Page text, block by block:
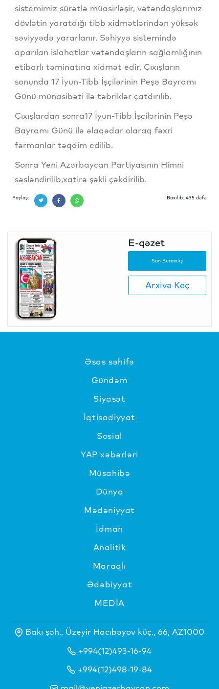
sistemimiz sürətlə müasirləşir, vətəndaşlarımız
dövlətin yaratdığı tibb xidmətlərindən yüksək
səviyyədə yararlanır. Səhiyyə sistemində
aparılan islahatlar vətəndaşların sağlamlığının
etibarlı təminatına xidmət edir. Çıxışların
sonunda 17 İyun-Tibb İşçilərinin Peşə Bayramı
Günü münasibəti ilə təbriklər çatdırılıb.
Çıxışlardan sonra17 İyun-Tibb İşçilərinin Peşə
Bayramı Günü ilə əlaqədar olaraq fəxri
fərmanlar təqdim edilib.
Sonra Yeni Azərbaycan Partiyasının Himni
səsləndirilib,xatirə şəkli çəkdirilib.
Paylaş: Baxılıb: 435 dəfə
E-qəzet
Son Buraxılış
Arxivə Keç
Əsas səhifə
Gündəm
Siyasət
İqtisadiyyat
Sosial
YAP xəbərləri
Müsahibə
Dünya
Mədəniyyat
İdman
Analitik
Maraqlı
Ədəbiyyat
MEDİA
Bakı şəh., Üzeyir Hacıbəyov küç., 66, AZ1000
+994(12)493-16-94
+994(12)498-19-84